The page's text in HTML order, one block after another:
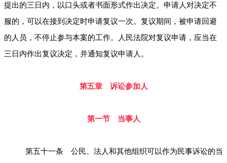
提出的三日内，以口头或者书面形式作出决定。申请人对决定不
服的，可以在接到决定时申请复议一次。复议期间，被申请回避
的人员，不停止参与本案的工作。人民法院对复议申请，应当在
三日内作出复议决定，并通知复议申请人。
第五章 诉讼参加人
第一节 当事人
第五十一条 公民、法人和其他组织可以作为民事诉讼的当